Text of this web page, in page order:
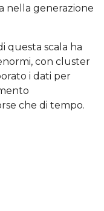
nella generazione
questa scala ha
con cluster
i dati per
che di tempo.